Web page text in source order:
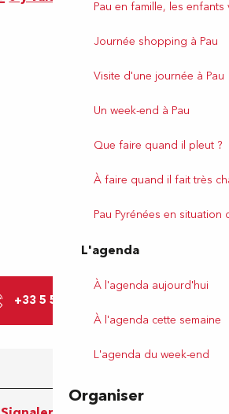
Pau en famille, les
Journée shopping à Pau
Visite d'une journée à Pau
Un week-end à Pau
Que faire quand il pleut ?
À faire quand il fait très
Pau Pyrénées en situation
L'agenda
À l'agenda aujourd'hui
À l'agenda cette semaine
L'agenda du week-end
Organiser
+33 5 59 27 27